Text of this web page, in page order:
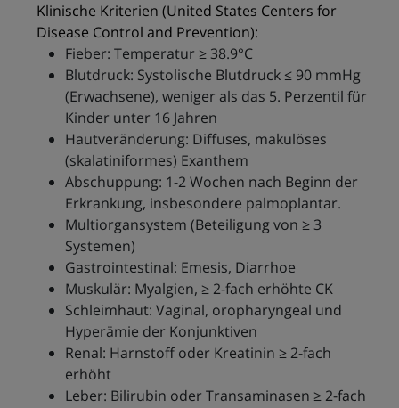
Klinische Kriterien (United States Centers for
Disease Control and Prevention):
Fieber: Temperatur ≥ 38.9°C
Blutdruck: Systolische Blutdruck ≤ 90 mmHg
(Erwachsene), weniger als das 5. Perzentil für
Kinder unter 16 Jahren
Hautveränderung: Diffuses, makulöses
(skalatiniformes) Exanthem
Abschuppung: 1-2 Wochen nach Beginn der
Erkrankung, insbesondere palmoplantar.
Multiorgansystem (Beteiligung von ≥ 3
Systemen)
Gastrointestinal: Emesis, Diarrhoe
Muskulär: Myalgien, ≥ 2-fach erhöhte CK
Schleimhaut: Vaginal, oropharyngeal und
Hyperämie der Konjunktiven
Renal: Harnstoff oder Kreatinin ≥ 2-fach
erhöht
Leber: Bilirubin oder Transaminasen ≥ 2-fach